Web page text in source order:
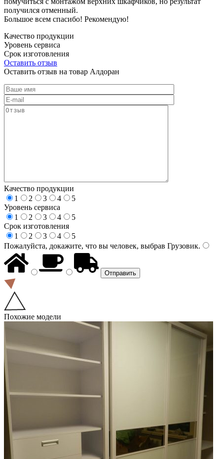
получился отменный.
Большое всем спасибо! Рекомендую!
Качество продукции
Уровень сервиса
Срок изготовления
Оставить отзыв
Оставить отзыв на товар Алдоран
Качество продукции
1
2 3 4
5
Уровень сервиса
1
2 3 4
5
Срок изготовления
1
2 3 4
5
Пожалуйста, докажите, что вы человек, выбрав Грузовик.
Похожие модели